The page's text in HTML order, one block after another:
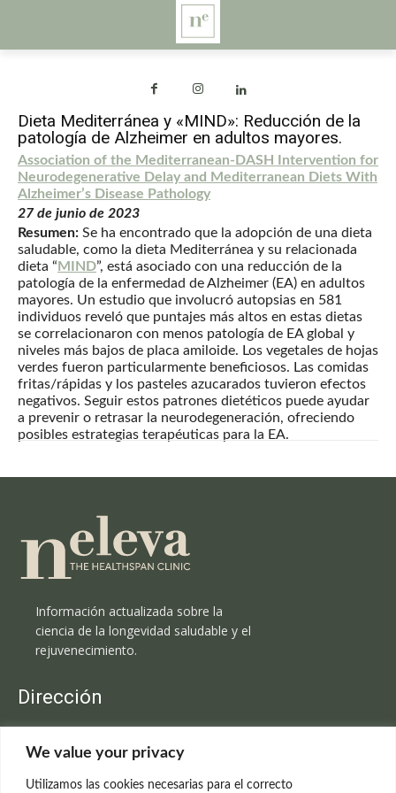
We value your privacy
Utilizamos las cookies necesarias para el correcto
Dieta Mediterránea y «MIND»: Reducción de la
patología de Alzheimer en adultos mayores.
Association of the Mediterranean-DASH Intervention for
Neurodegenerative Delay and Mediterranean Diets With
Alzheimer’s Disease Pathology
27 de junio de 2023
Resumen: Se ha encontrado que la adopción de una dieta
saludable, como la dieta Mediterránea y su relacionada
dieta “ MIND”, está asociado con una reducción de la
patología de la enfermedad de Alzheimer (EA) en adultos
mayores. Un estudio que involucró autopsias en 581
individuos reveló que puntajes más altos en estas dietas
se correlacionaron con menos patología de EA global y
niveles más bajos de placa amiloide. Los vegetales de hojas
verdes fueron particularmente beneficiosos. Las comidas
fritas/rápidas y los pasteles azucarados tuvieron efectos
negativos. Seguir estos patrones dietéticos puede ayudar
a prevenir o retrasar la neurodegeneración, ofreciendo
posibles estrategias terapéuticas para la EA.
Información actualizada sobre la
ciencia de la longevidad saludable y el
rejuvenecimiento.
Dirección
C/Claudio Coello, 19 - 1º